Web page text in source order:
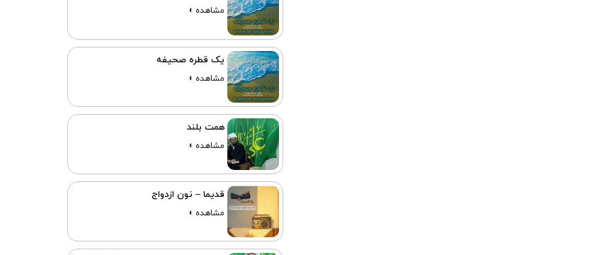
مشاهده »
یک قطره صحیفه
مشاهده »
همت بلند
مشاهده »
قدیما – نون ازدواج
مشاهده »